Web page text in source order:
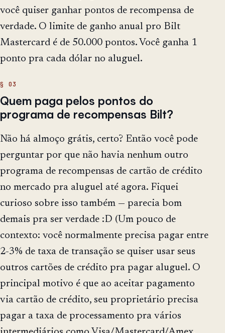
você quiser ganhar pontos de recompensa de
verdade. O limite de ganho anual pro Bilt
Mastercard é de 50.000 pontos. Você ganha 1
ponto pra cada dólar no aluguel.
Quem paga pelos pontos do
programa de recompensas Bilt?
Não há almoço grátis, certo? Então você pode
perguntar por que não havia nenhum outro
programa de recompensas de cartão de crédito
no mercado pra aluguel até agora. Fiquei
curioso sobre isso também — parecia bom
demais pra ser verdade :D (Um pouco de
contexto: você normalmente precisa pagar entre
2-3% de taxa de transação se quiser usar seus
outros cartões de crédito pra pagar aluguel. O
principal motivo é que ao aceitar pagamento
via cartão de crédito, seu proprietário precisa
pagar a taxa de processamento pra vários